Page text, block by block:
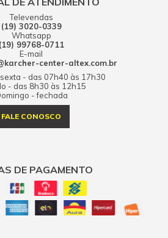
Televendas
(19) 3020-0339
Whatsapp
(19) 99768-0711
E-mail
center-altex.com.br
- das 07h40 às 17h30
- das 8h30 às 12h15
- fechada
FALE CONOSCO
DE PAGAMENTO